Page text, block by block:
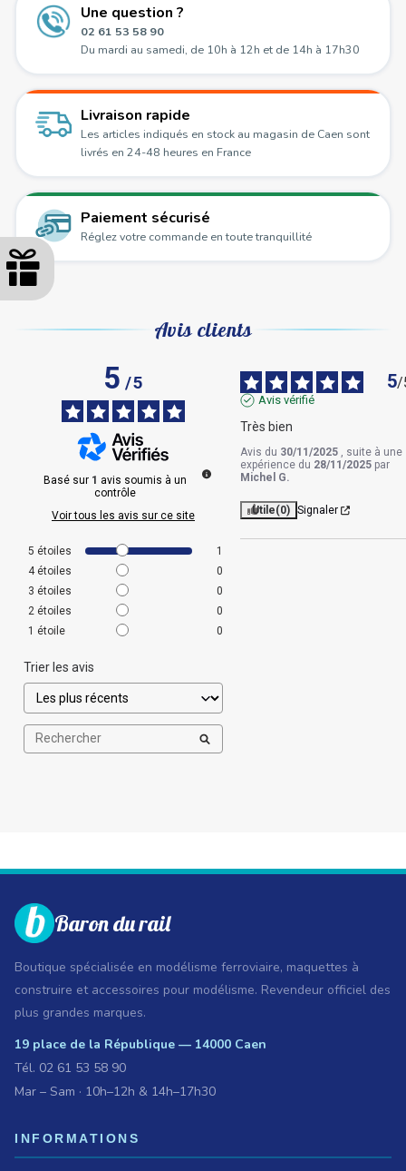
Une question ?
02 61 53 58 90
Du mardi au samedi, de 10h à 12h et de 14h à 17h30
Livraison rapide
Les articles indiqués en stock au magasin de Caen sont
livrés en 24-48 heures en France
Paiement sécurisé
Réglez votre commande en toute tranquillité
Avis clients
5/5
Basé sur 1 avis soumis à un
contrôle
Voir tous les avis sur ce site
5 étoiles
1
4 étoiles
0
3 étoiles
0
2 étoiles
0
1 étoile 0
Trier les avis
5/
Avis vérifié
Très bien
Avis du 30/11/2025 , suite à une
expérience du 28/11/2025 par
Michel G.
Utile(0) Signaler
Baron du rail
Boutique spécialisée en modélisme ferroviaire, maquettes à
construire et accessoires pour modélisme. Revendeur officiel des
plus grandes marques.
19 place de la République — 14000 Caen
Tél. 02 61 53 58 90
Mar – Sam · 10h–12h & 14h–17h30
INFORMATIONS